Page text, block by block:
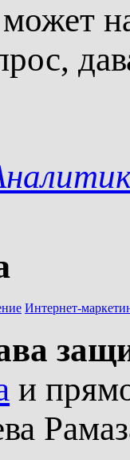
Интернет-
и